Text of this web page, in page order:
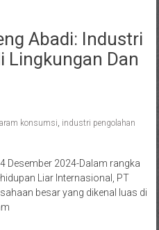
Abadi: Industri
Lingkungan Dan
konsumsi, industri pengolahan
Desember 2024-Dalam rangka
Liar Internasional, PT
besar yang dikenal luas di